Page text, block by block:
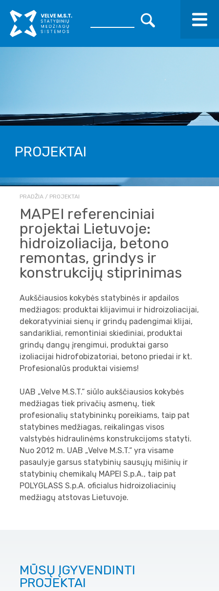
PROJEKTAI
PRADŽIA PROJEKTAI
MAPEI referenciniai
projektai Lietuvoje:
hidroizoliacija, betono
remontas, grindys ir
konstrukcijų stiprinimas
Aukščiausios kokybės statybinės ir apdailos
medžiagos: produktai klijavimui ir hidroizoliacijai,
dekoratyviniai sienų ir grindų padengimai klijai,
sandarikliai, remontiniai skiediniai, produktai
grindų dangų įrengimui, produktai garso
izoliacijai hidrofobizatoriai, betono priedai ir kt.
Profesionalūs produktai visiems!
UAB „Velve M.S.T.“ siūlo aukščiausios kokybės
medžiagas tiek privačių asmenų, tiek
profesionalių statybininkų poreikiams, taip pat
statybines medžiagas, reikalingas visos
valstybės hidraulinėms konstrukcijoms statyti.
Nuo 2012 m. UAB „Velve M.S.T.“ yra visame
pasaulyje garsus statybinių sausųjų mišinių ir
statybinių chemikalų MAPEI S.p.A., taip pat
POLYGLASS S.p.A. oficialus hidroizoliacinių
medžiagų atstovas Lietuvoje.
MŪSŲ ĮGYVENDINTI
PROJEKTAI